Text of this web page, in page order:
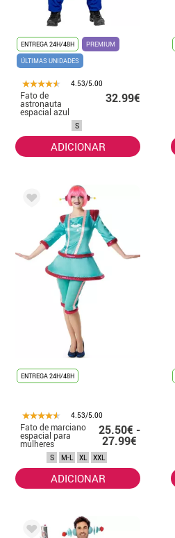
ENTREGA 24H/48H
PREMIUM
ÚLTIMAS UNIDADES
4.53/5.00
Fato de
astronauta
espacial azul
para homem
32.99€
S
ADICIONAR
ENTREGA 24H/48H
4.53/5.00
Fato de marciano
espacial para
mulheres
25.50€ -
27.99€
S M-L XL XXL
ADICIONAR